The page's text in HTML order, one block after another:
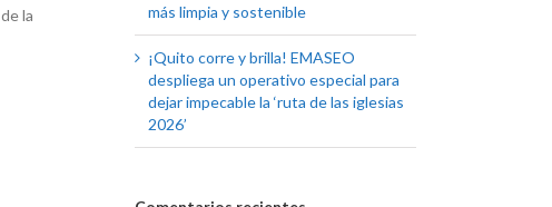
la
más limpia y sostenible
¡Quito corre y brilla! EMASEO
despliega un operativo especial para
dejar impecable la ‘ruta de las iglesias
2026’